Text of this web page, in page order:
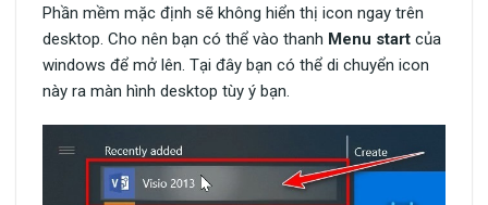
Phần mềm mặc định sẽ không hiển thị icon ngay trên
desktop. Cho nên bạn có thể vào thanh Menu start của
windows để mở lên. Tại đây bạn có thể di chuyển icon
này ra màn hình desktop tùy ý bạn.